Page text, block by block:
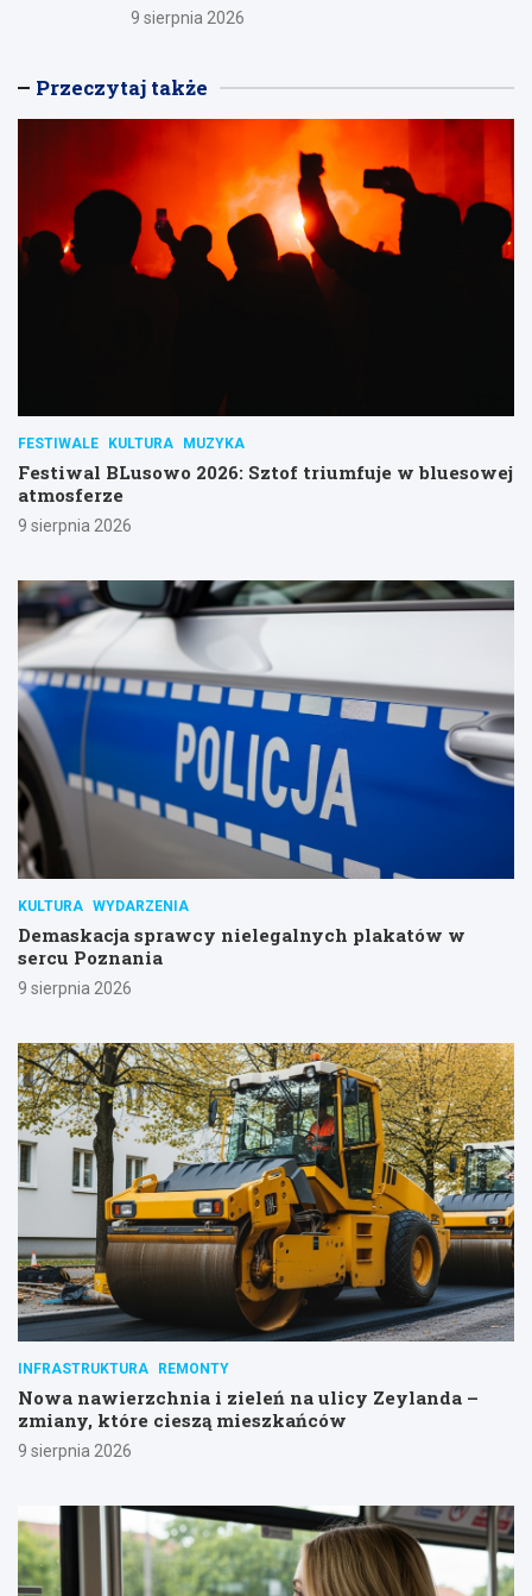
9 sierpnia 2026
Przeczytaj także
FESTIWALE KULTURA MUZYKA
Festiwal BLusowo 2026: Sztof triumfuje w bluesowej
atmosferze
9 sierpnia 2026
KULTURA WYDARZENIA
Demaskacja sprawcy nielegalnych plakatów w
sercu Poznania
9 sierpnia 2026
INFRASTRUKTURA REMONTY
Nowa nawierzchnia i zieleń na ulicy Zeylanda –
zmiany, które cieszą mieszkańców
9 sierpnia 2026